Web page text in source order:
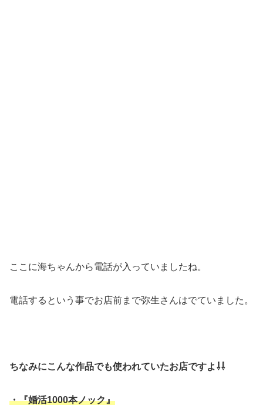
ここに海ちゃんから電話が入っていましたね。
電話するという事でお店前まで弥生さんはでていました。
ちなみにこんな作品でも使われていたお店ですよ⇩⇩
・『婚活1000本ノック』